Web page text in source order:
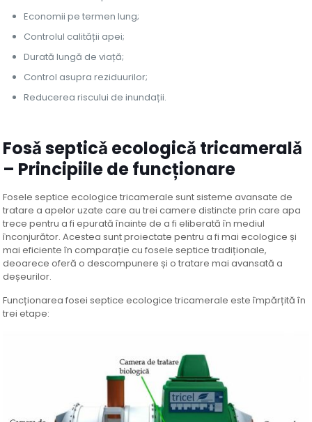
Economii pe termen lung;
Controlul calității apei;
Durată lungă de viață;
Control asupra reziduurilor;
Reducerea riscului de inundații.
Fosǎ septicǎ ecologicǎ tricameralǎ
– Principiile de funcționare
Fosele septice ecologice tricamerale sunt sisteme avansate de
tratare a apelor uzate care au trei camere distincte prin care apa
trece pentru a fi epurată înainte de a fi eliberată în mediul
înconjurător. Acestea sunt proiectate pentru a fi mai ecologice și
mai eficiente în comparație cu fosele septice tradiționale,
deoarece oferă o descompunere și o tratare mai avansată a
deșeurilor.
Funcționarea fosei septice ecologice tricamerale este împărțită în
trei etape: